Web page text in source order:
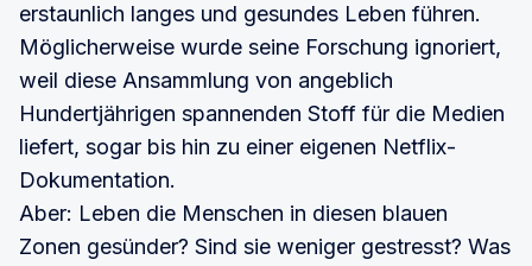
erstaunlich langes und gesundes Leben führen.
Möglicherweise wurde seine Forschung ignoriert,
weil diese Ansammlung von angeblich
Hundertjährigen spannenden Stoff für die Medien
liefert, sogar bis hin zu einer eigenen Netflix-
Dokumentation.
Aber: Leben die Menschen in diesen blauen
Zonen gesünder? Sind sie weniger gestresst? Was